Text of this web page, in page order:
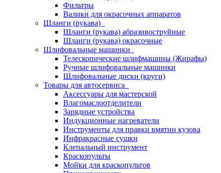
Фильтры
Валики для окрасочных аппаратов
Шланги (рукава)
Шланги (рукава) абразивоструйные
Шланги (рукава) окрасочные
Шлифовальные машинки
Телескопические шлифмашины (Жирафы)
Ручные шлифовальные машинки
Шлифовальные диски (круги)
Товары для автосервиса
Аксессуары для мастерской
Влагомаслоотделители
Зарядные устройства
Индукционные нагреватели
Инструменты для правки вмятин кузова
Инфракрасные сушки
Клепальный инструмент
Краскопульты
Мойки для краскопультов